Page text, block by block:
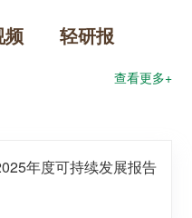
频
轻研报
查看更多+
年度可持续发展报告